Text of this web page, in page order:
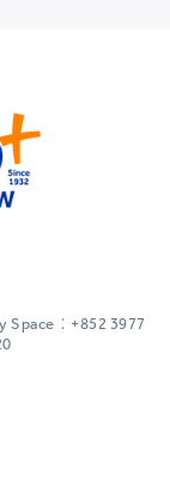
Space：+852 3977